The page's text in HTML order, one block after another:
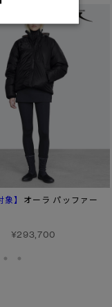
象】 オーラ パッファー
¥293,700